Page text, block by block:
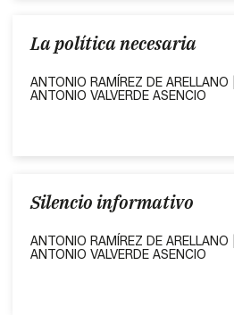
La política necesaria
ANTONIO RAMÍREZ DE ARELLANO |
ANTONIO VALVERDE ASENCIO
Silencio informativo
ANTONIO RAMÍREZ DE ARELLANO |
ANTONIO VALVERDE ASENCIO